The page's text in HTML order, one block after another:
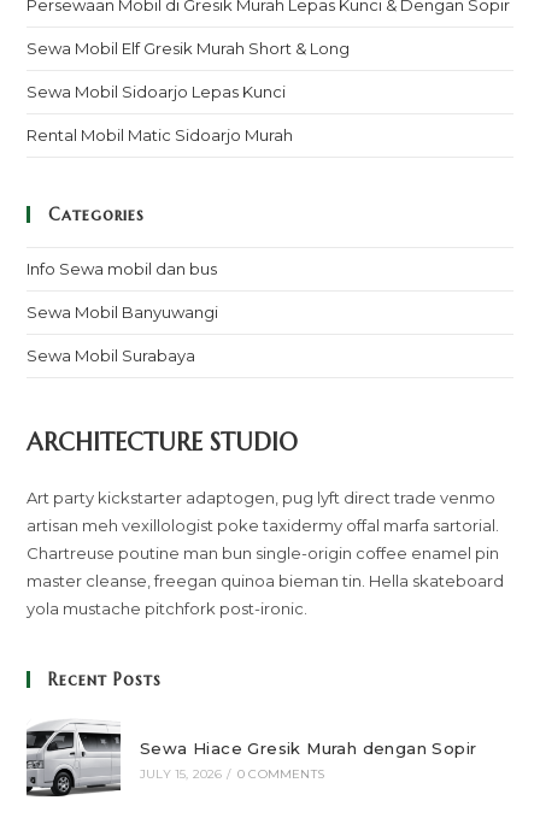
Persewaan Mobil di Gresik Murah Lepas Kunci & Dengan Sopir
Sewa Mobil Elf Gresik Murah Short & Long
Sewa Mobil Sidoarjo Lepas Kunci
Rental Mobil Matic Sidoarjo Murah
Categories
Info Sewa mobil dan bus
Sewa Mobil Banyuwangi
Sewa Mobil Surabaya
ARCHITECTURE STUDIO
Art party kickstarter adaptogen, pug lyft direct trade venmo
artisan meh vexillologist poke taxidermy offal marfa sartorial.
Chartreuse poutine man bun single-origin coffee enamel pin
master cleanse, freegan quinoa bieman tin. Hella skateboard
yola mustache pitchfork post-ironic.
Recent Posts
Sewa Hiace Gresik Murah dengan Sopir
JULY 15, 2026 / 0 COMMENTS